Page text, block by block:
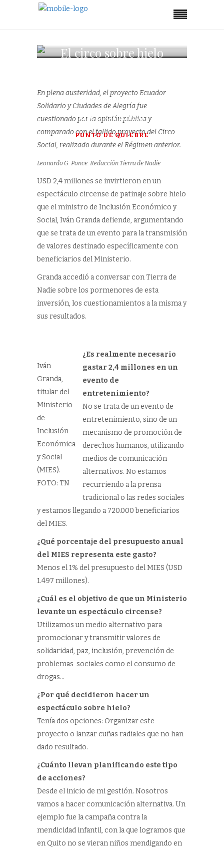
El circo sobre hielo
entretenimiento”,
dice Granda
PUNTO DE QUIEBRE
En plena austeridad, el proyecto Ecuador
Solidario y Ciudades de Alegría fue
cuestionado por la opinión pública y
comparado con el fallido proyecto del Circo
Social, realizado durante el Régimen anterior.
Leonardo G. Ponce. Redacción Tierra de Nadie
USD 2,4 millones se invirtieron en un
espectáculo circense de patinaje sobre hielo
que el ministro de Inclusión Económico y
Social, Iván Granda defiende, argumentando
que se trata de un evento para la transmisión
de valores destinado específicamente con
beneficiarios del Ministerio.
Granda accedió a conversar con Tierra de
Nadie sobre los pormenores de esta
inversión, los cuestionamientos a la misma y
sus resultados.
Iván
Granda,
titular del
Ministerio
de
Inclusión
Económica
y Social
(MIES).
FOTO: TN
¿Es realmente necesario
gastar 2,4 millones en un
evento de
entretenimiento?
No se trata de un evento de
entretenimiento, sino de un
mecanismo de promoción de
derechos humanos, utilizando
medios de comunicación
alternativos. No estamos
recurriendo a la prensa
tradicional o las redes sociales
y estamos llegando a 720.000 beneficiarios
del MIES.
¿Qué porcentaje del presupuesto anual
del MIES representa este gasto?
Menos el 1% del presupuesto del MIES (USD
1.497 millones).
¿Cuál es el objetivo de que un Ministerio
levante un espectáculo circense?
Utilizamos un medio alternativo para
promocionar y transmitir valores de
solidaridad, paz, inclusión, prevención de
problemas sociales como el consumo de
drogas…
¿Por qué decidieron hacer un
espectáculo sobre hielo?
Tenía dos opciones: Organizar este
proyecto o lanzar cuñas radiales que no han
dado resultado.
¿Cuánto llevan planificando este tipo
de acciones?
Desde el inicio de mi gestión. Nosotros
vamos a hacer comunicación alternativa. Un
ejemplo fue la campaña contra la
mendicidad infantil, con la que logramos que
en Quito no se vieran niños mendigando en